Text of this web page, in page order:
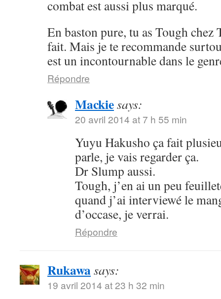
combat est aussi plus marqué.
En baston pure, tu as Tough chez
fait. Mais je te recommande
est un incontournable dans le
Répondre
Mackiesays:
20 avril 2014 at 7 h 55 min
Yuyu Hakusho ça fait
parle, je vais regarder ça.
Dr Slump aussi.
Tough, j’en ai un peu
quand j’ai interviewé le
d’occase, je verrai.
Répondre
Rukawasays:
19 avril 2014 at 23 h 32 min